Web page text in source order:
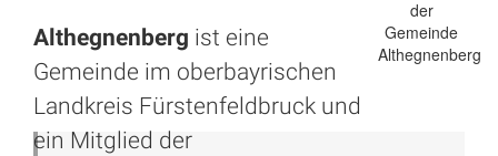
Althegnenberg ist eine
Gemeinde im oberbayrischen
Landkreis Fürstenfeldbruck und
ein Mitglied der